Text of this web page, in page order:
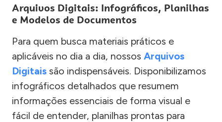
Arquivos Digitais: Infográficos, Planilhas
e Modelos de Documentos
Para quem busca materiais práticos e
aplicáveis no dia a dia, nossos Arquivos
Digitais são indispensáveis. Disponibilizamos
infográficos detalhados que resumem
informações essenciais de forma visual e
fácil de entender, planilhas prontas para